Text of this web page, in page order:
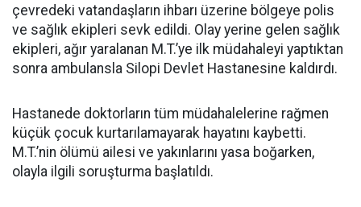
çevredeki vatandaşların ihbarı üzerine bölgeye polis
ve sağlık ekipleri sevk edildi. Olay yerine gelen sağlık
ekipleri, ağır yaralanan M.T.’ye ilk müdahaleyi yaptıktan
sonra ambulansla Silopi Devlet Hastanesine kaldırdı.
Hastanede doktorların tüm müdahalelerine rağmen
küçük çocuk kurtarılamayarak hayatını kaybetti.
M.T.’nin ölümü ailesi ve yakınlarını yasa boğarken,
olayla ilgili soruşturma başlatıldı.